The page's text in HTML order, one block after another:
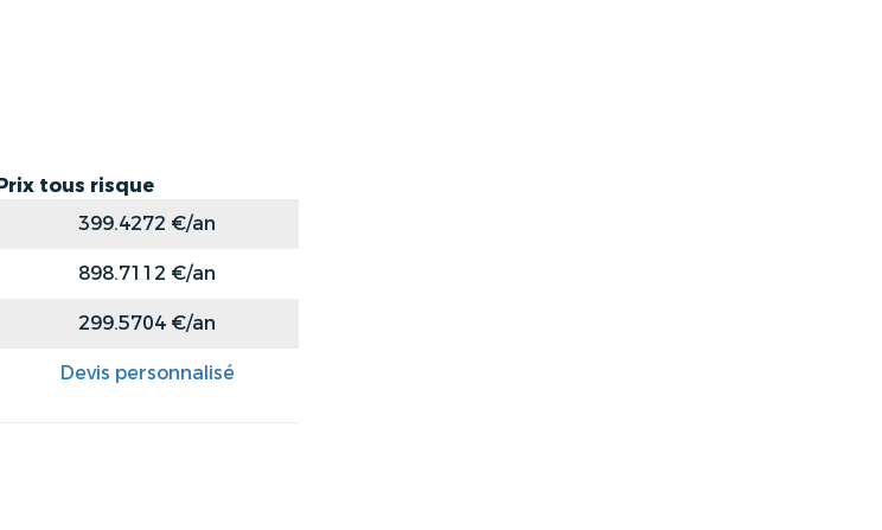
tous risque
399.4272 €/an
898.7112 €/an
299.5704 €/an
Devis personnalisé